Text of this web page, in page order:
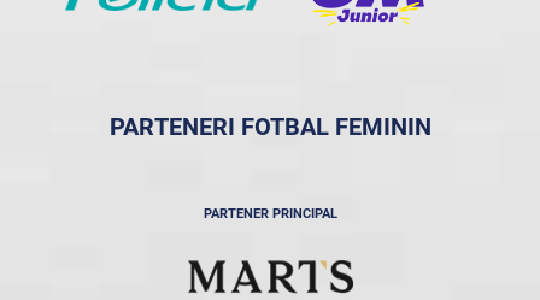
PARTENERI FOTBAL FEMININ
PARTENER PRINCIPAL